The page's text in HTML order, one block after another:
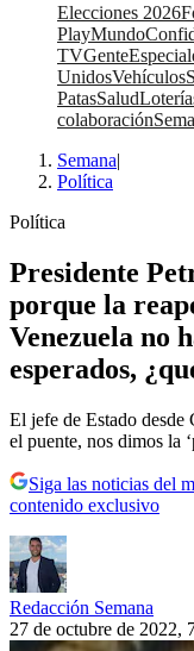
Elecciones 2026
PlayMundo
TVGente
UnidosVehículos
PatasSalud
colaboración
Semana|
Política
Política
Presidente
porque la
Venezuela no
esperados,
El jefe de Estado
el puente, nos dimos la
Siga las noticias del
contenido exclusivo
Redacción Semana
27 de octubre de 2022,